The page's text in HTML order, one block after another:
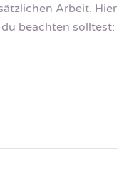
Arbeit. Hier
beachten solltest: